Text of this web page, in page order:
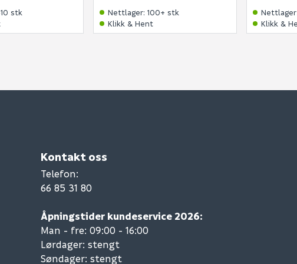
stk
Nettlager:100+ stk
Klikk & Hent
Nettlager
Klikk &
Kontakt oss
Telefon:
66 85 31 80
Åpningstider kundeservice 2026:
Man - fre: 09:00 - 16:00
Lørdager: stengt
Søndager: stengt